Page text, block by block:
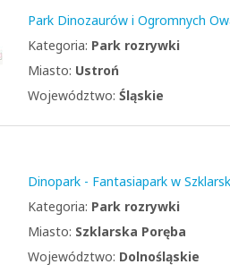
Park Dinozaurów i Ogromnych
Kategoria: Park rozrywki
Miasto: Ustroń
Województwo: Śląskie
Dinopark - Fantasiapark w
Kategoria: Park rozrywki
Miasto: Szklarska Poręba
Województwo: Dolnośląskie